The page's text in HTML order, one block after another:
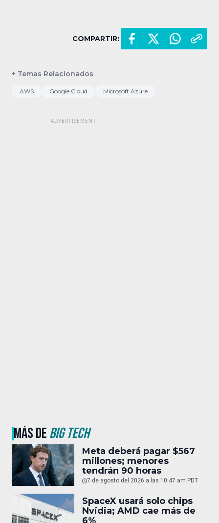
COMPARTIR:
+ Temas Relacionados
AWS Google Cloud Microsoft Azure
MÁS DEBIG TECH
Meta deberá pagar $567
millones; menores
tendrán 90 horas
7 de agosto del 2026 a las 10:47 am PDT
SpaceX usará solo chips
Nvidia; AMD cae más de
6%